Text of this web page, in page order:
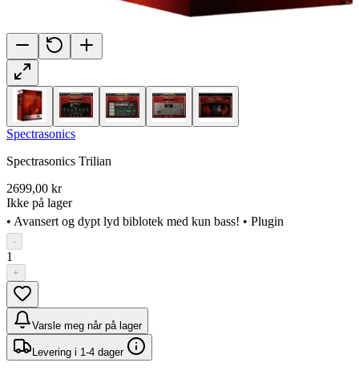
Spectrasonics
Spectrasonics Trilian
2699,00 kr
Ikke på lager
• Avansert og dypt lyd biblotek med kun bass! • Plugin
-
1
+
Varsle meg når på lager
Levering i 1-4 dager